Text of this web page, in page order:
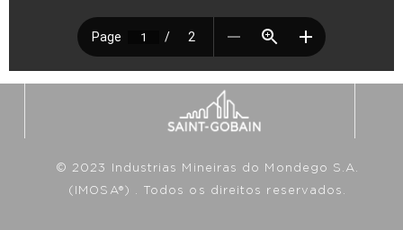
© 2023 Industrias Mineiras do Mondego S.A.
(IMOSA®) . Todos os direitos reservados.